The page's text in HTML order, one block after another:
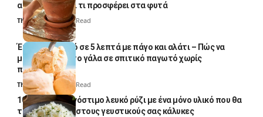
απλό κόλπο και τι προσφέρει στα φυτά
Thali Ombre4 Min Read
Έτοιμο παγωτό σε 5 λεπτά με πάγο και αλάτι – Πώς να
μετατρέψετε το γάλα σε σπιτικό παγωτό χωρίς
παγωτομηχανή
Thali Ombre 4 Min Read
10 φορές ποιο νόστιμο λευκό ρύζι με ένα μόνο υλικό που θα
το απογειώσει στους γευστικούς σας κάλυκες